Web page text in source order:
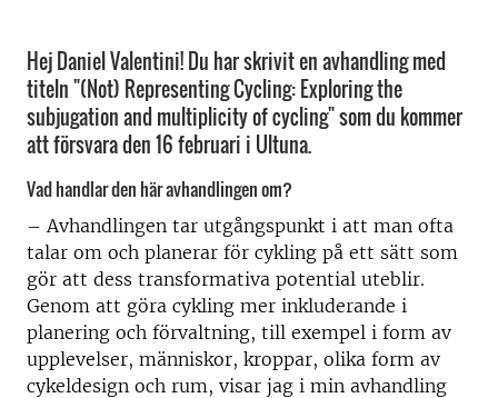
Hej Daniel Valentini! Du har skrivit en avhandling med
titeln "(Not) Representing Cycling: Exploring the
subjugation and multiplicity of cycling" som du kommer
att försvara den 16 februari i Ultuna.
Vad handlar den här avhandlingen om?
– Avhandlingen tar utgångspunkt i att man ofta
talar om och planerar för cykling på ett sätt som
gör att dess transformativa potential uteblir.
Genom att göra cykling mer inkluderande i
planering och förvaltning, till exempel i form av
upplevelser, människor, kroppar, olika form av
cykeldesign och rum, visar jag i min avhandling